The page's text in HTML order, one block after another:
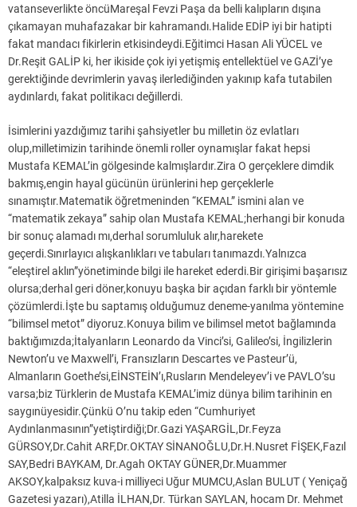
vatanseverlikte öncüMareşal Fevzi Paşa da belli kalıpların dışına
çıkamayan muhafazakar bir kahramandı.Halide EDİP iyi bir hatipti
fakat mandacı fikirlerin etkisindeydi.Eğitimci Hasan Ali YÜCEL ve
Dr.Reşit GALİP ki, her ikiside çok iyi yetişmiş entellektüel ve GAZİ’ye
gerektiğinde devrimlerin yavaş ilerlediğinden yakınıp kafa tutabilen
aydınlardı, fakat politikacı değillerdi.
İsimlerini yazdığımız tarihi şahsiyetler bu milletin öz evlatları
olup,milletimizin tarihinde önemli roller oynamışlar fakat hepsi
Mustafa KEMAL’in gölgesinde kalmışlardır.Zira O gerçeklere dimdik
bakmış,engin hayal gücünün ürünlerini hep gerçeklerle
sınamıştır.Matematik öğretmeninden “KEMAL” ismini alan ve
“matematik zekaya” sahip olan Mustafa KEMAL;herhangi bir konuda
bir sonuç alamadı mı,derhal sorumluluk alır,harekete
geçerdi.Sınırlayıcı alışkanlıkları ve tabuları tanımazdı.Yalnızca
“eleştirel aklın”yönetiminde bilgi ile hareket ederdi.Bir girişimi başarısız
olursa;derhal geri döner,konuyu başka bir açıdan farklı bir yöntemle
çözümlerdi.İşte bu saptamış olduğumuz deneme-yanılma yöntemine
“bilimsel metot” diyoruz.Konuya bilim ve bilimsel metot bağlamında
baktığımızda;İtalyanların Leonardo da Vinci’si, Galileo’si, İngilizlerin
Newton’u ve Maxwell’i, Fransızların Descartes ve Pasteur’ü,
Almanların Goethe’si,EİNSTEİN’ı,Rusların Mendeleyev’i ve PAVLO’su
varsa;biz Türklerin de Mustafa KEMAL’imiz dünya bilim tarihinin en
saygınüyesidir.Çünkü O’nu takip eden “Cumhuriyet
Aydınlanmasının”yetiştirdiği;Dr.Gazi YAŞARGİL,Dr.Feyza
GÜRSOY,Dr.Cahit ARF,Dr.OKTAY SİNANOĞLU,Dr.H.Nusret FİŞEK,Fazıl
SAY,Bedri BAYKAM, Dr.Agah OKTAY GÜNER,Dr.Muammer
AKSOY,kalpaksız kuva-i milliyeci Uğur MUMCU,Aslan BULUT ( Yeniçağ
Gazetesi yazarı),Atilla İLHAN,Dr. Türkan SAYLAN, hocam Dr. Mehmet